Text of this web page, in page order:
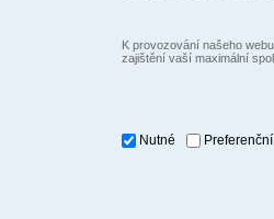
K provozování našeho
zajištění vaší maximální
Nutné Preferenční